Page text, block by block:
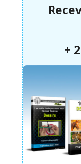
+